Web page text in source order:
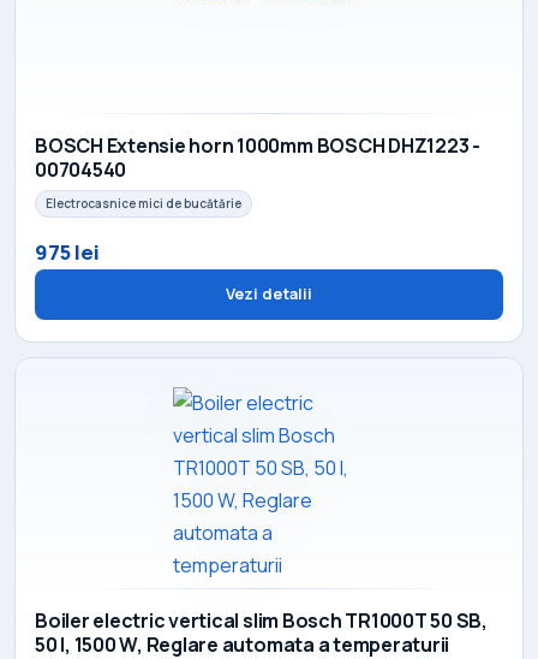
BOSCH Extensie horn 1000mm BOSCH DHZ1223 -
00704540
Electrocasnice mici de bucătărie
975 lei
Vezi detalii
Boiler electric vertical slim Bosch TR1000T 50 SB,
50 l, 1500 W, Reglare automata a temperaturii